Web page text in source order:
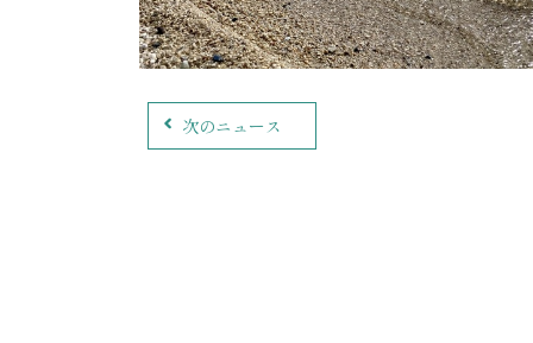
次のニュース